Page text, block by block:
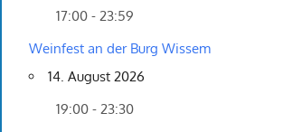
17:00 - 23:59
Weinfest an der Burg Wissem
14. August 2026
19:00 - 23:30